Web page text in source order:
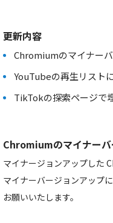
更新内容
Chromiumのマイナーバ
YouTubeの再生リスト
TikTokの探索ページで
Chromiumのマイナー
マイナージョンアップした
マイナーバージョンアップ
お願いいたします。